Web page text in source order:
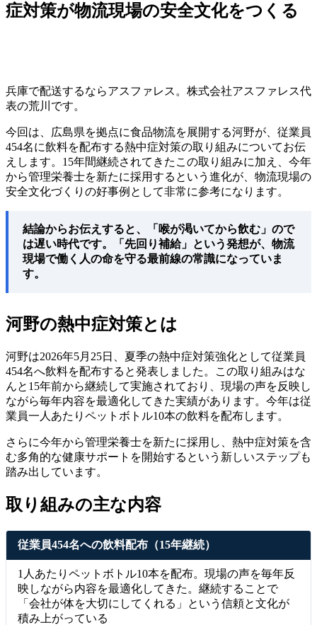
症対策が物流現場の安全文化をつくる
兵庫で配送するならアスファレス。株式会社アスファレス代
表の荒川です。
今回は、広島県を拠点に食品物流を展開する河野が、従業員
454名に飲料を配布する熱中症対策の取り組みについてお伝
えします。15年間継続されてきたこの取り組みに加え、今年
から管理栄養士を新たに採用するという進化が、物流現場の
安全文化づくりの好事例として非常に参考になります。
結論からお伝えすると、「喉が渇いてから飲む」ので
は遅い時代です。「先回り補給」という発想が、物流
現場で働く人の命を守る最前線の常識になっていま
す。
河野の熱中症対策とは
河野は2026年5月25日、夏季の熱中症対策強化として従業員
454名へ飲料を配布すると発表しました。この取り組みはな
んと15年前から継続して実施されており、現場の声を反映し
ながら毎年内容を最適化してきた実績があります。今年は従
業員一人あたりペットボトル10本の飲料を配布します。
さらに今年から管理栄養士を新たに採用し、熱中症対策を含
む多角的な健康サポートを開始するという新しいステップも
踏み出しています。
取り組みの主な内容
従業員454名への飲料配布（15年継続）
1人あたりペットボトル10本を配布。現場の声を毎年反
映しながら内容を最適化してきた。継続することで
「会社が体を大切にしてくれる」という信頼と文化が
積み上がっている